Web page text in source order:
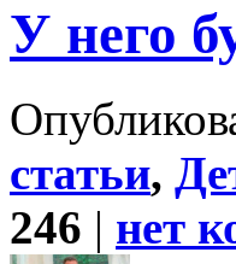
У него
статьи,
246 | нет